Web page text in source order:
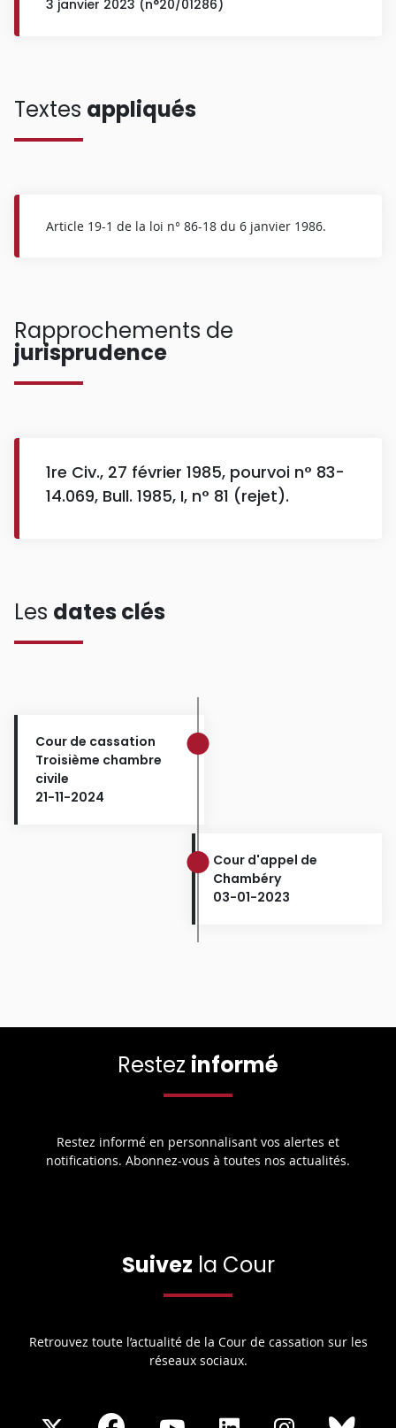
3 janvier 2023 (n°20/01286)
Textes appliqués
Article 19-1 de la loi n° 86-18 du 6 janvier 1986.
Rapprochements de
jurisprudence
1re Civ., 27 février 1985, pourvoi n° 83-
14.069, Bull. 1985, I, n° 81 (rejet).
Les dates clés
Cour de cassation
Troisième chambre
civile
21-11-2024
Cour d'appel de
Chambéry
03-01-2023
Restez informé
Restez informé en personnalisant vos alertes et
notifications. Abonnez-vous à toutes nos actualités.
Suivez la Cour
Retrouvez toute l’actualité de la Cour de cassation sur les
réseaux sociaux.